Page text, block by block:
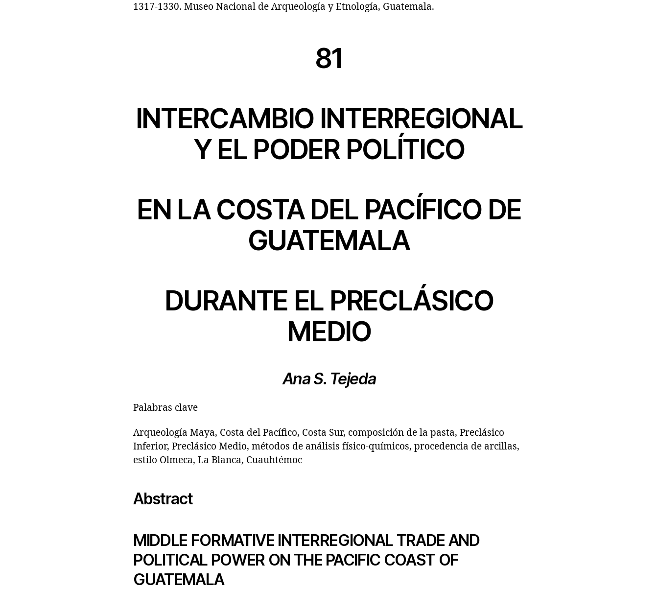
1317-1330. Museo Nacional de Arqueología y Etnología, Guatemala.
81
INTERCAMBIO INTERREGIONAL
Y EL PODER POLÍTICO
EN LA COSTA DEL PACÍFICO DE
GUATEMALA
DURANTE EL PRECLÁSICO
MEDIO
Ana S. Tejeda
Palabras clave
Arqueología Maya, Costa del Pacífico, Costa Sur, composición de la pasta, Preclásico
Inferior, Preclásico Medio, métodos de análisis físico-químicos, procedencia de arcillas,
estilo Olmeca, La Blanca, Cuauhtémoc
Abstract
MIDDLE FORMATIVE INTERREGIONAL TRADE AND
POLITICAL POWER ON THE PACIFIC COAST OF
GUATEMALA